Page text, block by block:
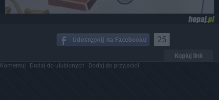
25
Kopiuj link
Komentuj Dodaj do ulubionych Dodaj do przyjaciół